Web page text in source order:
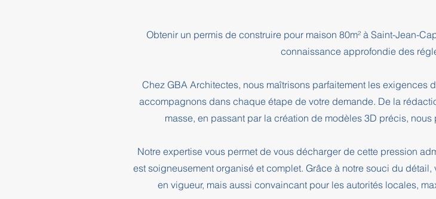
Obtenir un permis de construire pour maison 80m² à Saint-Jean-
connaissance approfondie des
Chez GBA Architectes, nous maîtrisons parfaitement les exigences
accompagnons dans chaque étape de votre demande. De la
masse, en passant par la création de modèles 3D précis,
Notre expertise vous permet de vous décharger de cette pression
est soigneusement organisé et complet. Grâce à notre souci du
en vigueur, mais aussi convaincant pour les autorités locales,